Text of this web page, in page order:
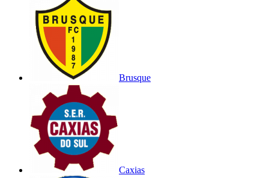
Brusque
Caxias